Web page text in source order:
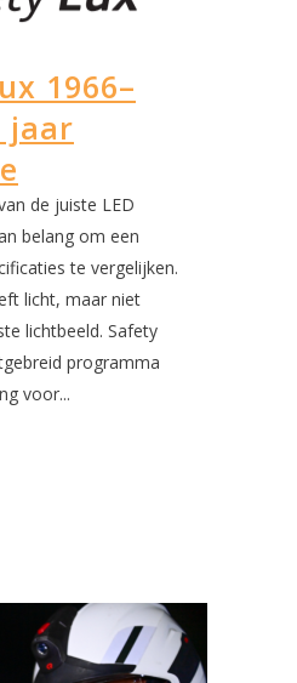
1966–
jaar
de juiste LED
belang om een
te vergelijken.
licht, maar niet
lichtbeeld. Safety
programma
voor...